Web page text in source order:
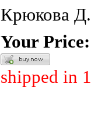
Крюкова
Your Price:
shipped in